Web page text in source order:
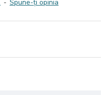
- Spune-ţi opinia